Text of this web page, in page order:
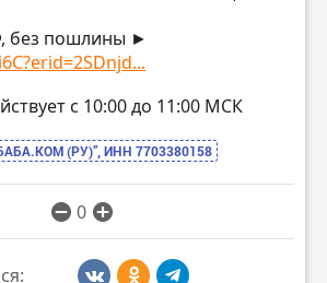
без пошлины ►
с 10:00 до 11:00 МСК
(РУ)”, ИНН 7703380158
0